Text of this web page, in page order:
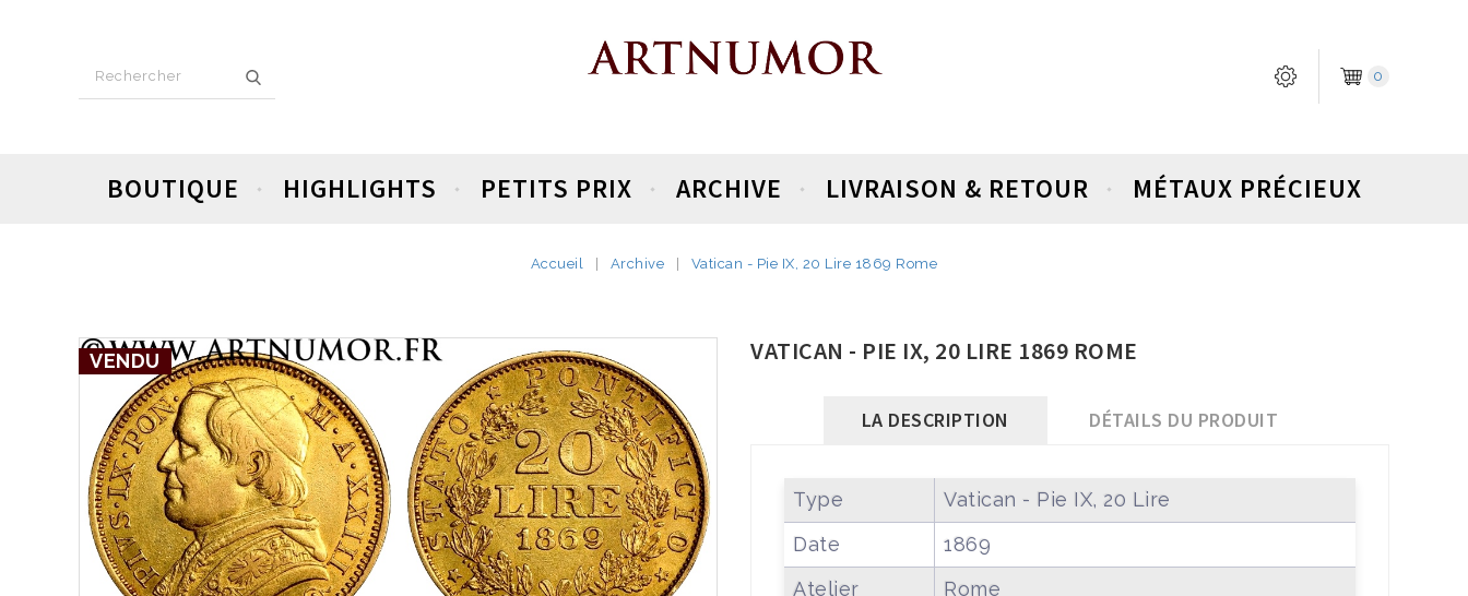
0
BOUTIQUE HIGHLIGHTS PETITS PRIX ARCHIVE LIVRAISON & RETOUR MÉTAUX PRÉCIEUX
Accueil Archive Vatican - Pie IX, 20 Lire 1869 Rome
VENDU VATICAN - PIE IX, 20 LIRE 1869 ROME
LA DESCRIPTION DÉTAILS DU PRODUIT
Type
Vatican - Pie IX, 20 Lire
Date
1869
Atelier
Rome